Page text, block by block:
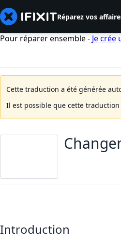
Réparez vos
Pour réparer ensemble - Je crée
Cette traduction a été générée
Il est possible que cette
Introduction